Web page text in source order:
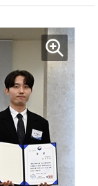
한 소버린 AI 지
부처”
이어 메타도…AI
부 해킹
밀 사용금지 가처
없는 감정 싸움”